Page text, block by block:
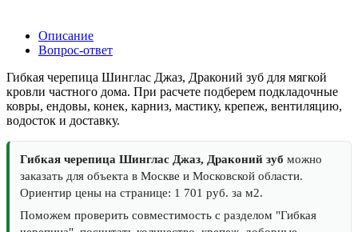
Описание
Вопрос-ответ
Гибкая черепица Шинглас Джаз, Драконий зуб для мягкой
кровли частного дома. При расчете подберем подкладочные
ковры, ендовы, конек, карниз, мастику, крепеж, вентиляцию,
водосток и доставку.
Гибкая черепица Шинглас Джаз, Драконий зуб можно
заказать для объекта в Москве и Московской области.
Ориентир цены на странице: 1 701 руб. за м2.
Поможем проверить совместимость с разделом "Гибкая